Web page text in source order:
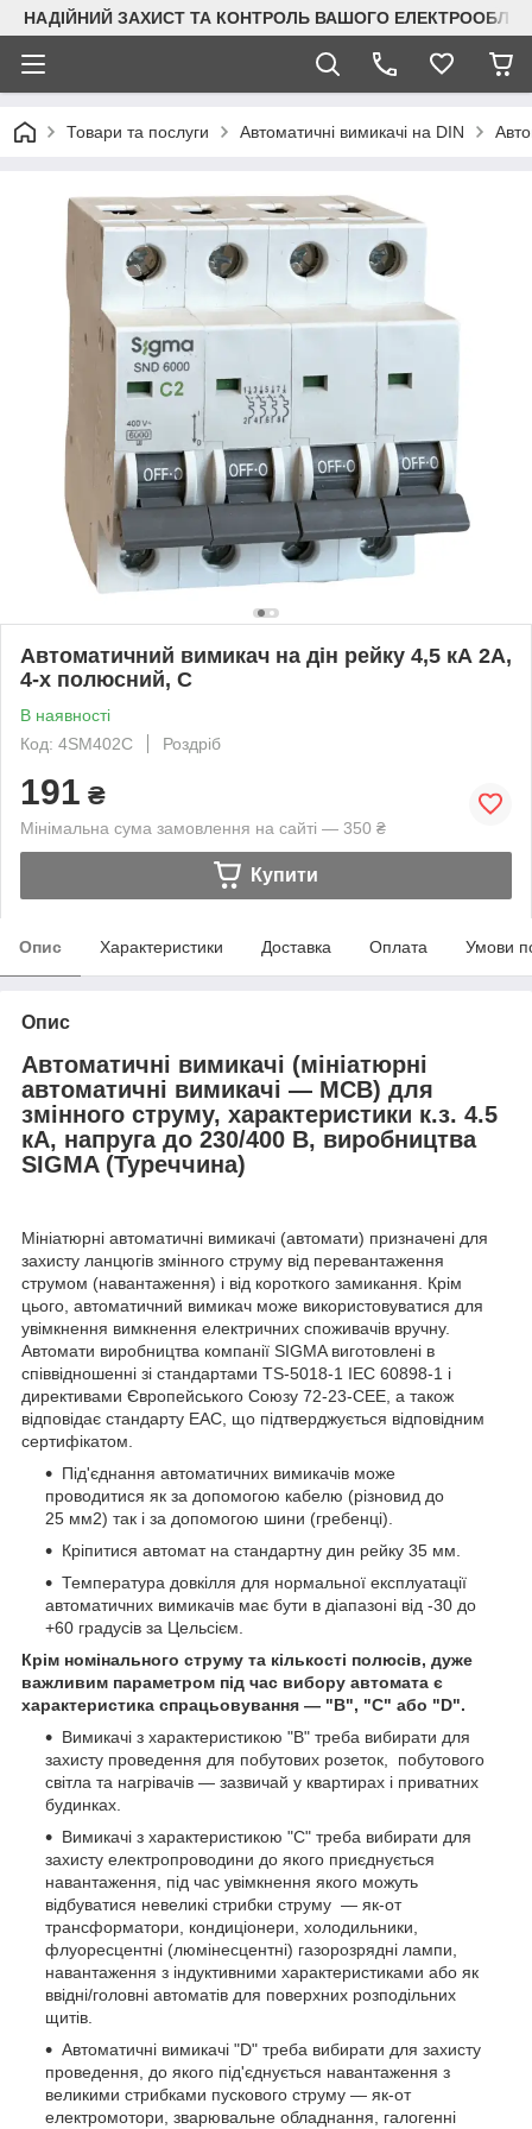
НАДІЙНИЙ ЗАХИСТ ТА КОНТРОЛЬ ВАШОГО
Товари та послуги Автоматичні вимикачі на DIN
Автоматичний вимикач на дін рейку 4,5 кА 2А,
4-х полюсний, C
В наявності
Код: 4SM402C
Роздріб
191 ₴
Мінімальна сума замовлення на сайті — 350 ₴
Купити
Опис Характеристики Доставка Оплата Умови
Опис
Автоматичні вимикачі (мініатюрні
автоматичні вимикачі — MCB) для
змінного струму, характеристики к.з. 4.5
кА, напруга до 230/400 В, виробництва
SIGMA (Туреччина)
Мініатюрні автоматичні вимикачі (автомати) призначені для
захисту ланцюгів змінного струму від перевантаження
струмом (навантаження) і від короткого замикання. Крім
цього, автоматичний вимикач може використовуватися для
увімкнення вимкнення електричних споживачів вручну.
Автомати виробництва компанії SIGMA виготовлені в
співвідношенні зі стандартами TS-5018-1 IEC 60898-1 і
директивами Європейського Союзу 72-23-CEE, а також
відповідає стандарту EAC, що підтверджується відповідним
сертифікатом.
Під'єднання автоматичних вимикачів може
проводитися як за допомогою кабелю (різновид до
25 мм2) так і за допомогою шини (гребенці).
Кріпитися автомат на стандартну дин рейку 35 мм.
Температура довкілля для нормальної експлуатації
автоматичних вимикачів має бути в діапазоні від -30 до
+60 градусів за Цельсієм.
Крім номінального струму та кількості полюсів, дуже
важливим параметром під час вибору автомата є
характеристика спрацьовування — "В", "С" або "D".
Вимикачі з характеристикою "B" треба вибирати для
захисту проведення для побутових розеток, побутового
світла та нагрівачів — зазвичай у квартирах і приватних
будинках.
Вимикачі з характеристикою "C" треба вибирати для
захисту електропроводини до якого приєднується
навантаження, під час увімкнення якого можуть
відбуватися невеликі стрибки струму — як-от
трансформатори, кондиціонери, холодильники,
флуоресцентні (люмінесцентні) газорозрядні лампи,
навантаження з індуктивними характеристиками або як
ввідні/головні автоматів для поверхних розподільних
щитів.
Автоматичні вимикачі "D" треба вибирати для захисту
проведення, до якого під'єднується навантаження з
великими стрибками пускового струму — як-от
електромотори, зварювальне обладнання, галогенні